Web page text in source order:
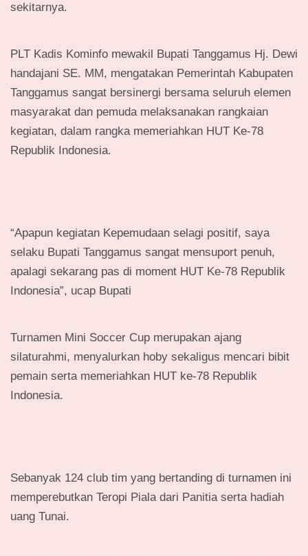
sekitarnya.
PLT Kadis Kominfo mewakil Bupati Tanggamus Hj. Dewi
handajani SE. MM, mengatakan Pemerintah Kabupaten
Tanggamus sangat bersinergi bersama seluruh elemen
masyarakat dan pemuda melaksanakan rangkaian
kegiatan, dalam rangka memeriahkan HUT Ke-78
Republik Indonesia.
“Apapun kegiatan Kepemudaan selagi positif, saya
selaku Bupati Tanggamus sangat mensuport penuh,
apalagi sekarang pas di moment HUT Ke-78 Republik
Indonesia”, ucap Bupati
Turnamen Mini Soccer Cup merupakan ajang
silaturahmi, menyalurkan hoby sekaligus mencari bibit
pemain serta memeriahkan HUT ke-78 Republik
Indonesia.
Sebanyak 124 club tim yang bertanding di turnamen ini
memperebutkan Teropi Piala dari Panitia serta hadiah
uang Tunai.